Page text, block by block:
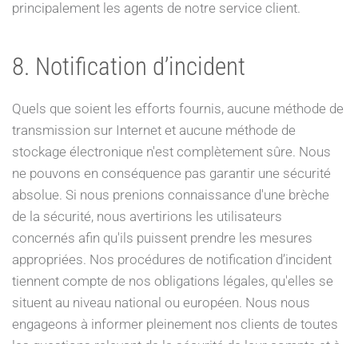
principalement les agents de notre service client.
8. Notification d’incident
Quels que soient les efforts fournis, aucune méthode de
transmission sur Internet et aucune méthode de
stockage électronique n'est complètement sûre. Nous
ne pouvons en conséquence pas garantir une sécurité
absolue. Si nous prenions connaissance d'une brèche
de la sécurité, nous avertirions les utilisateurs
concernés afin qu'ils puissent prendre les mesures
appropriées. Nos procédures de notification d’incident
tiennent compte de nos obligations légales, qu'elles se
situent au niveau national ou européen. Nous nous
engageons à informer pleinement nos clients de toutes